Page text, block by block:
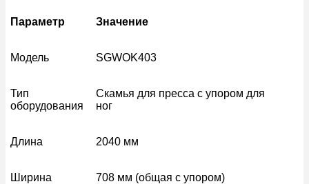
Параметр Значение
Модель SGWOK403
Тип
оборудования
Скамья для пресса с упором для
ног
Длина 2040 мм
Ширина 708 мм (общая с упором)